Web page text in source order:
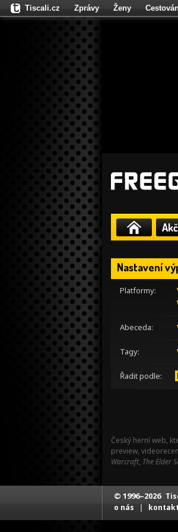
Nastavení
Platformy:
Abeceda:
Tagy:
Řadit podle:
Český herní web,
preview,
Warcraft, The Elder
Tiscali.cz Zprávy Ženy
Fights.cz
© 1996–2026
o nás | kontakt